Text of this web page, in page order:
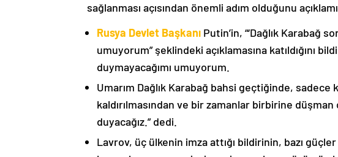
sağlanması açısından önemli adım olduğunu
Rusya Devlet Başkanı Putin’in, “‘Dağlık Karabağ
umuyorum” şeklindeki açıklamasına katıldığını
duymayacağımı umuyorum.
Umarım Dağlık Karabağ bahsi geçtiğinde, sadece
kaldırılmasından ve bir zamanlar birbirine
duyacağız.” dedi.
Lavrov, üç ülkenin imza attığı bildirinin, bazı